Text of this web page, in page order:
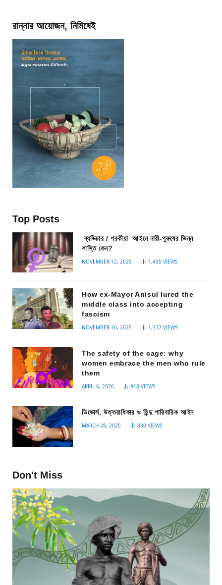
রান্নার আয়োজন, নিমিষেই
Top Posts
ব্যভিচার / পরকীয়া আইনে নারী-পুরুষের ভিন্ন
শাস্তি কেন?
NOVEMBER 12, 2025 1,495 VIEWS
How ex-Mayor Anisul lured the
middle class into accepting
fascism
NOVEMBER 10, 2025 1,317 VIEWS
The safety of the cage: why
women embrace the men who rule
them
APRIL 6, 2026 918 VIEWS
ডিভোর্স, উত্তরাধিকার ও হিন্দু পারিবারিক আইন
MARCH 28, 2025 830 VIEWS
Don't Miss